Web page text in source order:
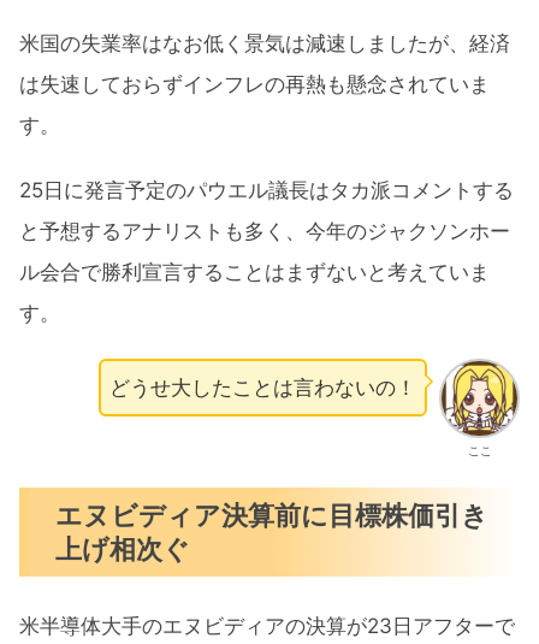
米国の失業率はなお低く景気は減速しましたが、経済
は失速しておらずインフレの再熱も懸念されていま
す。
25日に発言予定のパウエル議長はタカ派コメントする
と予想するアナリストも多く、今年のジャクソンホー
ル会合で勝利宣言することはまずないと考えていま
す。
ここ
どうせ大したことは言わないの！
エヌビディア決算前に目標株価引き
上げ相次ぐ
米半導体大手のエヌビディアの決算が23日アフターで